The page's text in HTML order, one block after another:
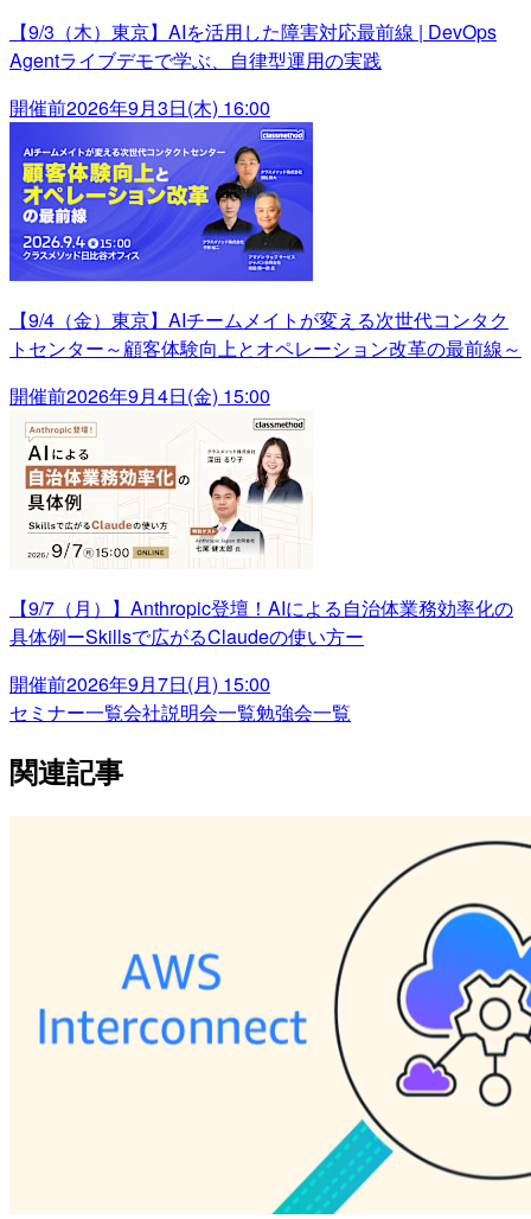
【9/3（木）東京】AIを活用した障害対応最前線 | DevOps
Agentライブデモで学ぶ、自律型運用の実践
開催前2026年9月3日(木) 16:00
【9/4（金）東京】AIチームメイトが変える次世代コンタク
トセンター～顧客体験向上とオペレーション改革の最前線～
開催前2026年9月4日(金) 15:00
【9/7（月）】Anthropic登壇！AIによる自治体業務効率化の
具体例ーSkillsで広がるClaudeの使い方ー
開催前2026年9月7日(月) 15:00
セミナー一覧会社説明会一覧勉強会一覧
関連記事